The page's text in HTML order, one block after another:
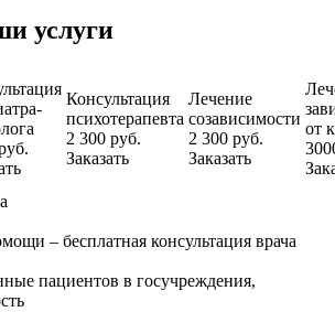
услуги
Консультация
психотерапевта
2 300 руб.
Заказать
Лечение
созависимости
2 300 руб.
Заказать
от
– бесплатная консультация врача
пациентов в госучреждения,